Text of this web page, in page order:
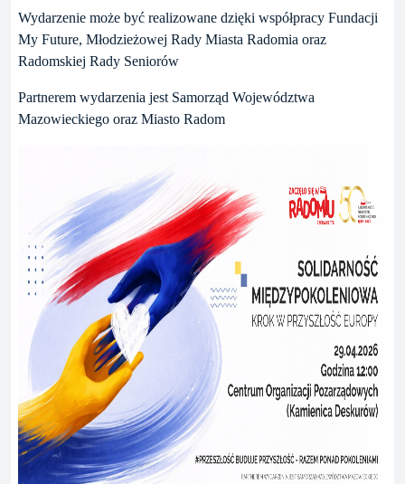
Wydarzenie może być realizowane dzięki współpracy Fundacji
My Future, Młodzieżowej Rady Miasta Radomia oraz
Radomskiej Rady Seniorów
Partnerem wydarzenia jest Samorząd Województwa
Mazowieckiego oraz Miasto Radom